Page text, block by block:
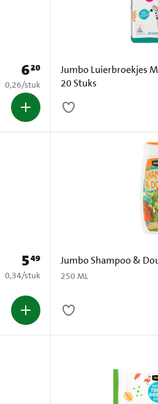
Prijs: € 6,20
620
€ 0,26 per stuk
0,26/stuk
Jumbo Luierbroekjes
20 Stuks
Prijs: € 5,49
549
€ 0,34 per stuk
0,34/stuk
Jumbo Shampoo &
250 ML